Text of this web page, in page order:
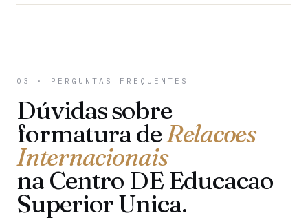
03 · PERGUNTAS FREQUENTES
Dúvidas sobre
formatura deRelacoes
Internacionais
na Centro DE Educacao
Superior Unica.